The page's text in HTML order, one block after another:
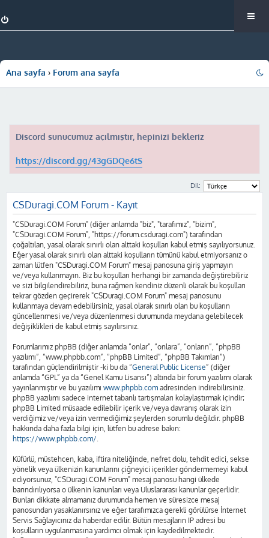
Ana sayfa Forum ana sayfa
Discord sunucumuz açılmıştır, hepinizi bekleriz
https://discord.gg/43gGDQe6tS
Dil:
CSDuragi.COM Forum - Kayıt
"CSDuragi.COM Forum" (diğer anlamda "biz", "tarafımız", "bizim",
"CSDuragi.COM Forum", "https://forum.csduragi.com") tarafından
çoğaltılan, yasal olarak sınırlı olan alttaki koşulları kabul etmiş sayılıyorsunuz.
Eğer yasal olarak sınırlı olan alttaki koşulların tümünü kabul etmiyorsanız o
zaman lütfen "CSDuragi.COM Forum" mesaj panosuna giriş yapmayın
ve/veya kullanmayın. Biz bu koşulları herhangi bir zamanda değiştirebiliriz
ve sizi bilgilendirebiliriz, buna rağmen kendiniz düzenli olarak bu koşulları
tekrar gözden geçirerek "CSDuragi.COM Forum" mesaj panosunu
kullanmaya devam edebilirsiniz, yasal olarak sınırlı olan bu koşulların
güncellenmesi ve/veya düzenlenmesi durumunda meydana gelebilecek
değişiklikleri de kabul etmiş sayılırsınız.
Forumlarımız phpBB (diğer anlamda “onlar”, “onlara”, “onların”, “phpBB
yazılımı”, “www.phpbb.com”, “phpBB Limited”, “phpBB Takımları”)
tarafından güçlendirilmiştir -ki bu da “General Public License” (diğer
anlamda “GPL” ya da “Genel Kamu Lisansı”) altında bir forum yazılımı olarak
yayınlanmıştır ve bu yazılımı www.phpbb.com adresinden indirebilirsiniz.
phpBB yazılımı sadece internet tabanlı tartışmaları kolaylaştırmak içindir;
phpBB Limited müsaade edilebilir içerik ve/veya davranış olarak izin
verdiğimiz ve/veya izin vermediğimiz şeylerden sorumlu değildir. phpBB
hakkında daha fazla bilgi için, lütfen bu adrese bakın:
https://www.phpbb.com/.
Küfürlü, müstehcen, kaba, iftira niteliğinde, nefret dolu, tehdit edici, sekse
yönelik veya ülkenizin kanunlarını çiğneyici içerikler göndermemeyi kabul
ediyorsunuz, "CSDuragi.COM Forum" mesaj panosu hangi ülkede
barındırılıyorsa o ülkenin kanunları veya Uluslararası kanunlar geçerlidir.
Bunları dikkate almamanız durumunda hemen ve süresizce mesaj
panosundan yasaklanırsınız ve eğer tarafımızca gerekli görülürse İnternet
Servis Sağlayıcınız da haberdar edilir. Bütün mesajların IP adresi bu
koşulların uygulanmasına yardımcı olmak için kaydedilmektedir.